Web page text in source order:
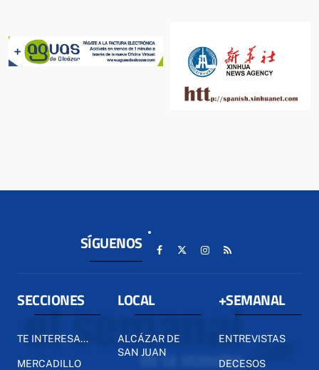
SÍGUENOS
SECCIONES
TE INTERESA...
MERCADILLO
LOCAL
ALCÁZAR DE
SAN JUAN
+SEMANAL
ENTREVISTAS
DECESOS